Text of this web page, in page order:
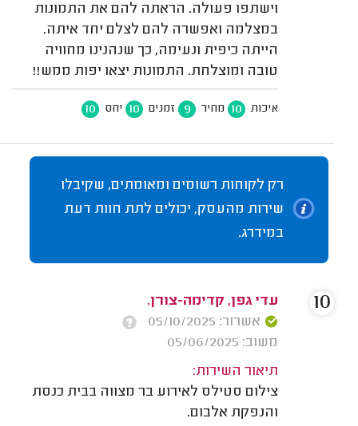
וישתפו פעולה. הראתה להם את התמונות
במצלמה ואפשרה להם לצלם יחד איתה.
הייתה כיפית ונעימה, כך שנהנינו מחוויה
טובה ומוצלחת. התמונות יצאו יפות ממש!!
איכות 10 מחיר 9 זמנים 10 יחס 10
רק לקוחות רשומים ומאומתים, שקיבלו
שירות מהעסק, יכולים לתת חוות דעת
במידרג.
עדי גפן, קדימה-צורן.
אשרור: 05/10/2025
משוב: 05/06/2025
תיאור השירות:
צילום סטילס לאירוע בר מצווה בבית כנסת
והנפקת אלבום.
10